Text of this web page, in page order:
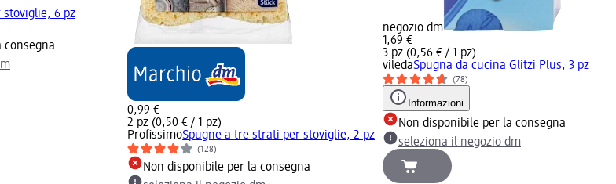
stoviglie, 6 pz
consegna
0,99 €
2 pz (0,50 € / 1 pz)
ProfissimoSpugne a tre strati per stoviglie, 2 pz
(128)
Non disponibile per la consegna
negozio dm
1,69 €
3 pz (0,56 € / 1 pz)
viledaSpugna da cucina Glitzi Plus, 3 pz
(78)
Informazioni
Non disponibile per la consegna
seleziona il negozio dm